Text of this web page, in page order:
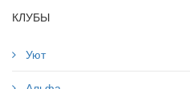
КЛУБЫ
Уют